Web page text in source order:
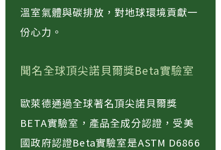
溫室氣體與碳排放，對地球環境貢獻一
份心力。
聞名全球頂尖諾貝爾獎Beta實驗室
歐萊德通過全球著名頂尖諾貝爾獎
BETA實驗室，產品全成分認證，受美
國政府認證Beta實驗室是ASTM D6866